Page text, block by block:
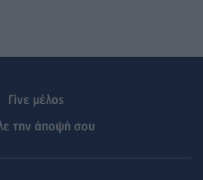
Γίνε μέλος
την άποψή σου